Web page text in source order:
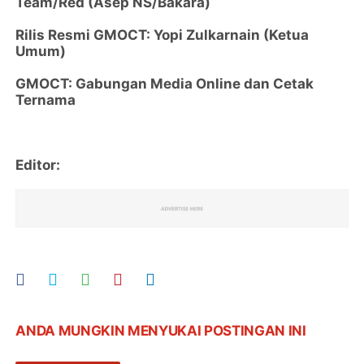
Rilis Resmi GMOCT: Yopi Zulkarnain (Ketua
Umum)
GMOCT: Gabungan Media Online dan Cetak
Ternama
Editor:
ANDA MUNGKIN MENYUKAI POSTINGAN INI